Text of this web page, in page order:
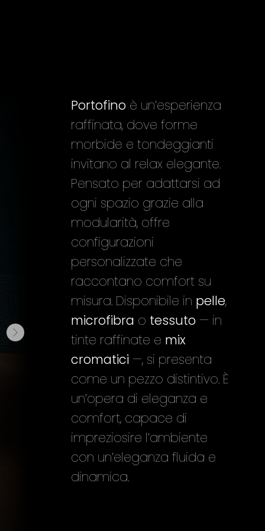
Portofino è un’esperienza
raffinata, dove forme
morbide e tondeggianti
invitano al relax elegante.
Pensato per adattarsi ad
ogni spazio grazie alla
modularità, offre
configurazioni
personalizzate che
raccontano comfort su
misura. Disponibile in pelle,
microfibra o tessuto — in
tinte raffinate e mix
cromatici—, si presenta
come un pezzo distintivo. È
un’opera di eleganza e
comfort, capace di
impreziosire l’ambiente
con un’eleganza fluida e
dinamica.